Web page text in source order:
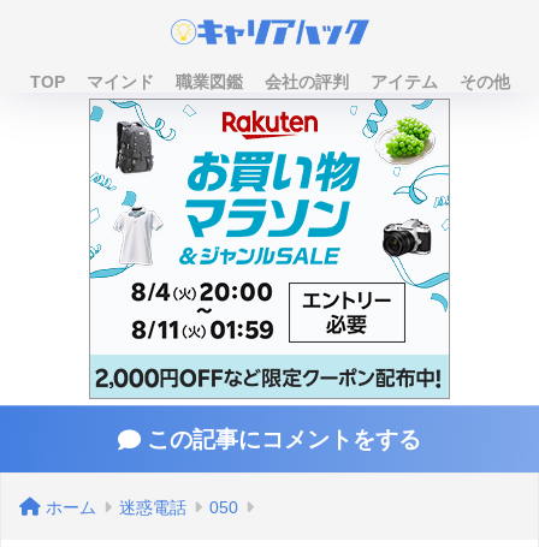
TOP マインド 職業図鑑 会社の評判 アイテム その他
この記事にコメントをする
ホーム 迷惑電話 050